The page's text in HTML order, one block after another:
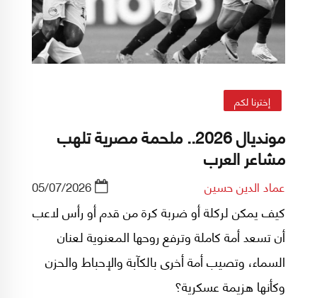
إخترنا لكم
مونديال 2026.. ملحمة مصرية تلهب
مشاعر العرب
عماد الدين حسين 05/07/2026
كيف يمكن لركلة أو ضربة كرة من قدم أو رأس لاعب
أن تسعد أمة كاملة وترفع روحها المعنوية لعنان
السماء، وتصيب أمة أخرى بالكآبة والإحباط والحزن
وكأنها هزيمة عسكرية؟